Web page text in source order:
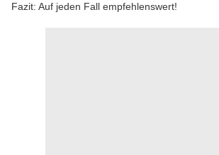
Fazit: Auf jeden Fall empfehlenswert!